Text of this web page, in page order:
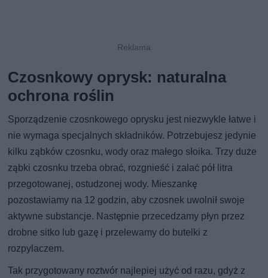
Czosnkowy oprysk: naturalna
ochrona roślin
Sporządzenie czosnkowego oprysku jest niezwykle łatwe i
nie wymaga specjalnych składników. Potrzebujesz jedynie
kilku ząbków czosnku, wody oraz małego słoika. Trzy duże
ząbki czosnku trzeba obrać, rozgnieść i zalać pół litra
przegotowanej, ostudzonej wody. Mieszankę
pozostawiamy na 12 godzin, aby czosnek uwolnił swoje
aktywne substancje. Następnie przecedzamy płyn przez
drobne sitko lub gazę i przelewamy do butelki z
rozpylaczem.
Tak przygotowany roztwór najlepiej użyć od razu, gdyż z